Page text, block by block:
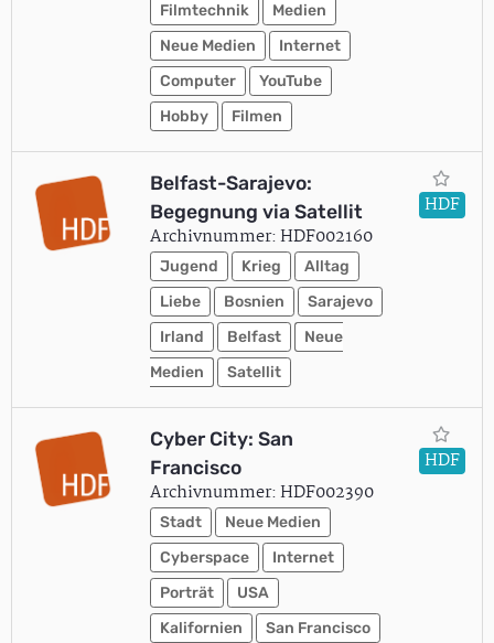
Filmtechnik
Medien
Neue Medien
Internet
Computer
YouTube
Hobby
Filmen
Belfast-Sarajevo:
Begegnung via Satellit
Archivnummer: HDF002160
Jugend Krieg
Alltag
Liebe
Bosnien
Sarajevo
Irland
Belfast
Neue
Medien
Satellit
HDF
Cyber City: San
Francisco
Archivnummer: HDF002390
Stadt
Neue Medien
Cyberspace
Internet
Porträt
USA
Kalifornien
San Francisco
HDF